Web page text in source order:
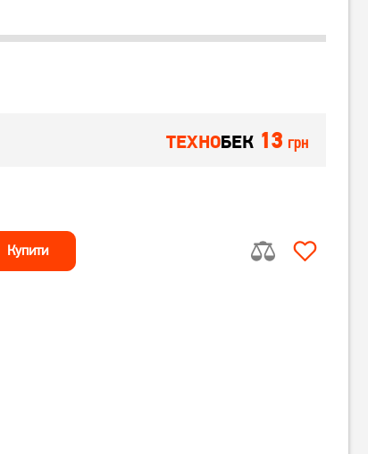
ТЕХНОБЕК 13 грн
Купити